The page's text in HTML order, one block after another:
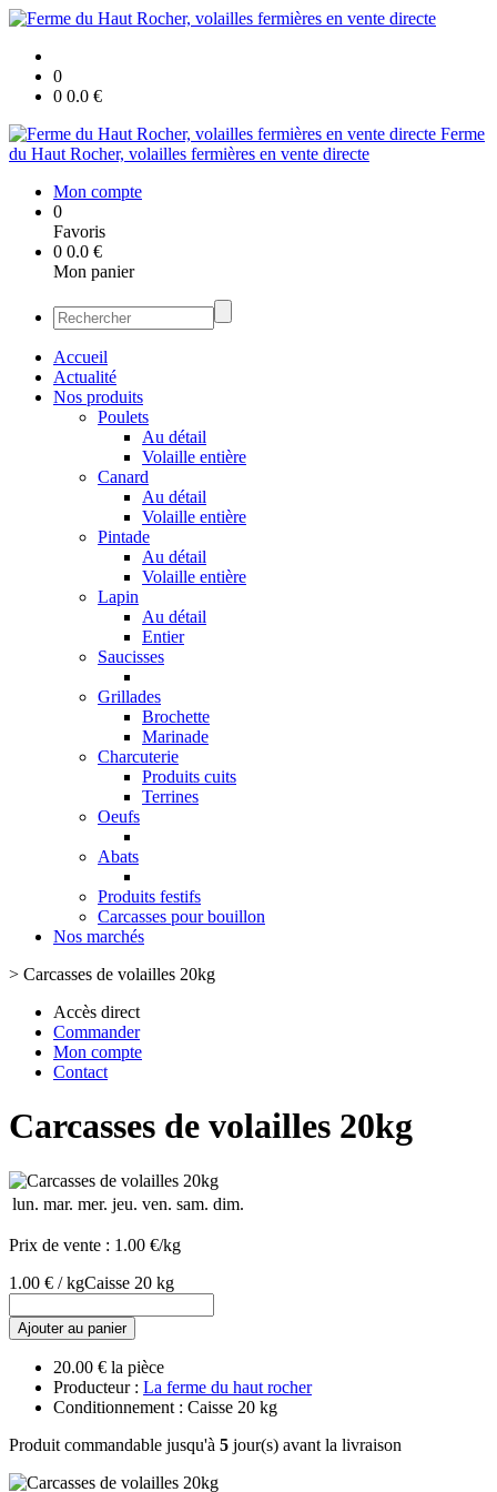
0
0 0.0 €
Ferme
du Haut Rocher, volailles fermières en vente directe
Mon compte
0
Favoris
0 0.0 €
Mon panier
Accueil
Actualité
Nos produits
Poulets
Au détail
Volaille entière
Canard
Au détail
Volaille entière
Pintade
Au détail
Volaille entière
Lapin
Au détail
Entier
Saucisses
Grillades
Brochette
Marinade
Charcuterie
Produits cuits
Terrines
Oeufs
Abats
Produits festifs
Carcasses pour bouillon
Nos marchés
> Carcasses de volailles 20kg
Accès direct
Commander
Mon compte
Contact
Carcasses de volailles 20kg
lun. mar. mer. jeu. ven. sam. dim.
Prix de vente : 1.00 €/kg
1.00 € / kgCaisse 20 kg
Ajouter au panier
20.00 € la pièce
Producteur : La ferme du haut rocher
Conditionnement : Caisse 20 kg
Produit commandable jusqu'à 5 jour(s) avant la livraison